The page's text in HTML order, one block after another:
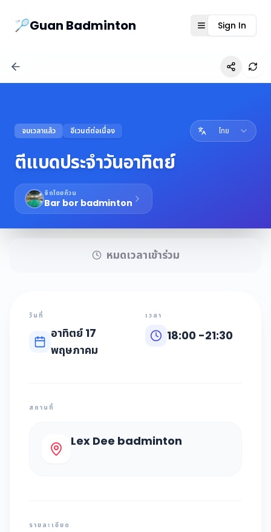
Guanbad App
🏸Guan Badminton Open menu
Sign In
จบเวลาแล้ว อีเวนต์ต่อเนื่อง ไทย
ตีแบดประจำวันอาทิตย์
จัดโดยก๊วน
Bar bor badminton
หมดเวลาเข้าร่วม
วันที่
อาทิตย์ 17
พฤษภาคม
เวลา
18:00 -21:30
สถานที่
Lex Dee badminton
รายละเอียด